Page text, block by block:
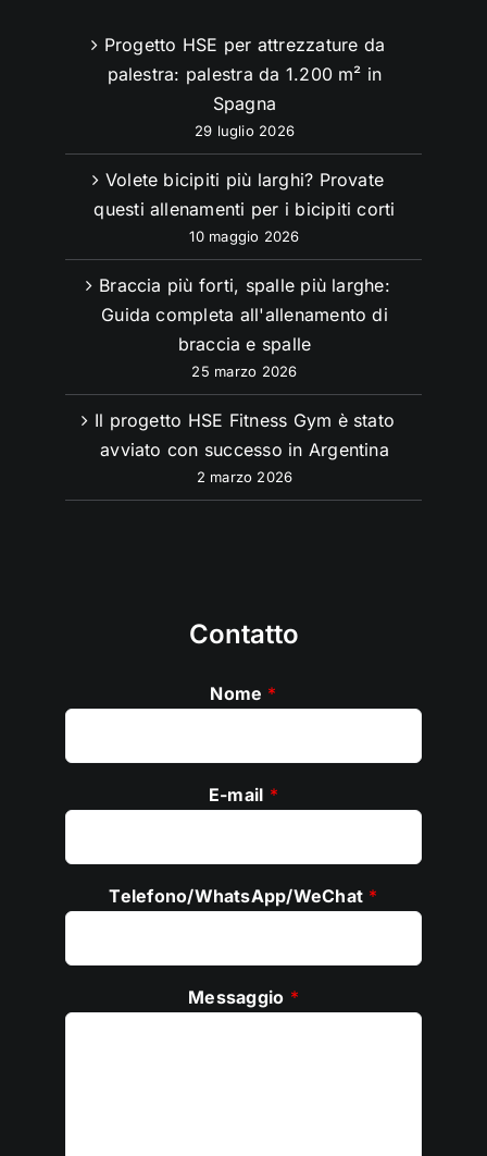
Progetto HSE per attrezzature da
palestra: palestra da 1.200 m² in
Spagna
29 luglio 2026
Volete bicipiti più larghi? Provate
questi allenamenti per i bicipiti corti
10 maggio 2026
Braccia più forti, spalle più larghe:
Guida completa all'allenamento di
braccia e spalle
25 marzo 2026
Il progetto HSE Fitness Gym è stato
avviato con successo in Argentina
2 marzo 2026
Contatto
Nome *
E-mail *
Telefono/WhatsApp/WeChat *
Messaggio *